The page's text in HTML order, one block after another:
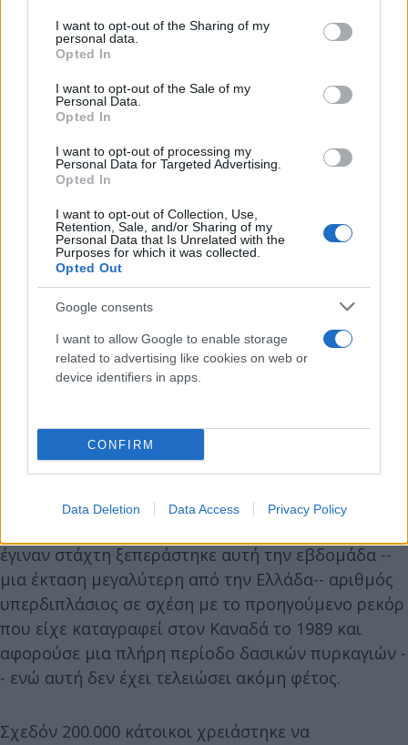
not limited to your visit or usage behaviour. You may click to
grant or deny consent to Google and its third-party tags to
use your data for below specified purposes in below Google
consent section.
I want to opt-out of the Sharing of my
personal data.
Opted In
I want to opt-out of the Sale of my
Personal Data.
Opted In
I want to opt-out of processing my
Personal Data for Targeted Advertising.
Opted In
I want to opt-out of Collection, Use,
Retention, Sale, and/or Sharing of my
Personal Data that Is Unrelated with the
Purposes for which it was collected.
Opted Out
Google consents
I want to allow Google to enable storage
related to advertising like cookies on web or
device identifiers in apps.
CONFIRM
Data Deletion Data Access Privacy Policy
εκτεταμένης ξηρασίας σε ένα μεγάλο μέρος της
χώρας και των υψηλών θερμοκρασιών στοN βορρά.
έγιναν στάχτη ξεπεράστηκε αυτή την εβδομάδα --
μια έκταση μεγαλύτερη από την Ελλάδα-- αριθμός
υπερδιπλάσιος σε σχέση με το προηγούμενο ρεκόρ
που είχε καταγραφεί στον Καναδά το 1989 και
αφορούσε μια πλήρη περίοδο δασικών πυρκαγιών -
- ενώ αυτή δεν έχει τελειώσει ακόμη φέτος.
Σχεδόν 200.000 κάτοικοι χρειάστηκε να